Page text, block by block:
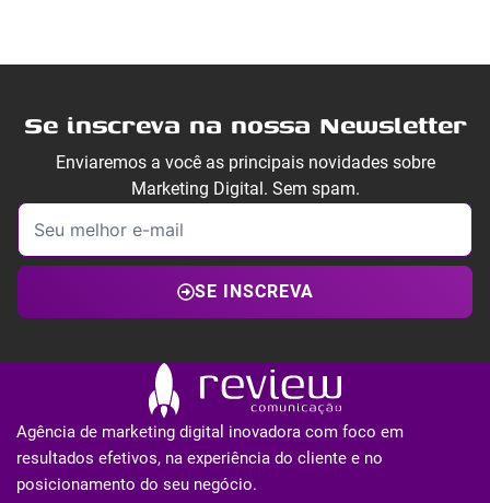
Se inscreva na nossa Newsletter
Enviaremos a você as principais novidades sobre
Marketing Digital. Sem spam.
SE INSCREVA
Agência de marketing digital inovadora com foco em
resultados efetivos, na experiência do cliente e no
posicionamento do seu negócio.